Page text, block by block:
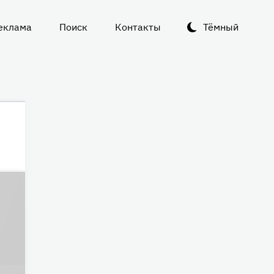
Тёмный
Поиск Контакты